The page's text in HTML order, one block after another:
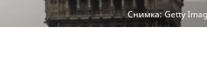
Снимка: Getty